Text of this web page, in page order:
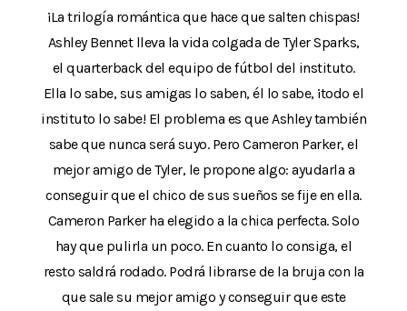
¡La trilogía romántica que hace que salten chispas!
Ashley Bennet lleva la vida colgada de Tyler Sparks,
el quarterback del equipo de fútbol del instituto.
Ella lo sabe, sus amigas lo saben, él lo sabe, ¡todo el
instituto lo sabe! El problema es que Ashley también
sabe que nunca será suyo. Pero Cameron Parker, el
mejor amigo de Tyler, le propone algo: ayudarla a
conseguir que el chico de sus sueños se fije en ella.
Cameron Parker ha elegido a la chica perfecta. Solo
hay que pulirla un poco. En cuanto lo consiga, el
resto saldrá rodado. Podrá librarse de la bruja con la
que sale su mejor amigo y conseguir que este